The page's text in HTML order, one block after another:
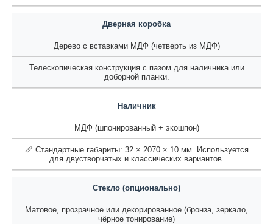
Дверная коробка
Дерево с вставками МДФ (четверть из МДФ)
Телескопическая конструкция с пазом для наличника или
доборной планки.
Наличник
МДФ (шпонированный + экошпон)
📏 Стандартные габариты: 32 × 2070 × 10 мм. Используется
для двустворчатых и классических вариантов.
Стекло (опционально)
Матовое, прозрачное или декорированное (бронза, зеркало,
чёрное тонирование)